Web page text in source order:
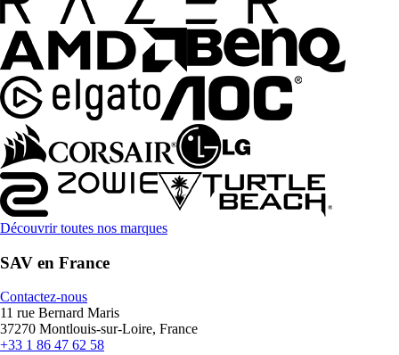
Découvrir toutes nos marques
SAV en France
Contactez-nous
11 rue Bernard Maris
37270 Montlouis-sur-Loire, France
+33 1 86 47 62 58